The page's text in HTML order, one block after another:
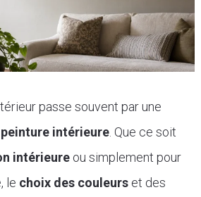
passe souvent par une
peinture intérieure. Que ce soit
intérieureou simplement pour
le choix des couleurset des